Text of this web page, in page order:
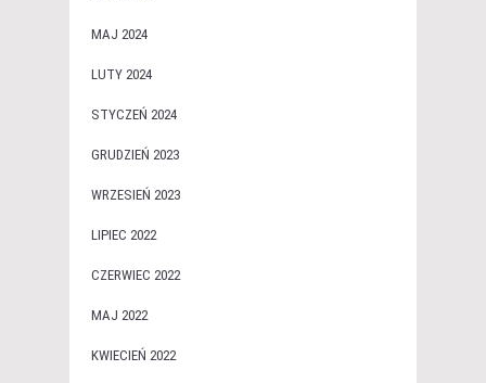
MAJ 2024
LUTY 2024
STYCZEŃ 2024
GRUDZIEŃ 2023
WRZESIEŃ 2023
LIPIEC 2022
CZERWIEC 2022
MAJ 2022
KWIECIEŃ 2022